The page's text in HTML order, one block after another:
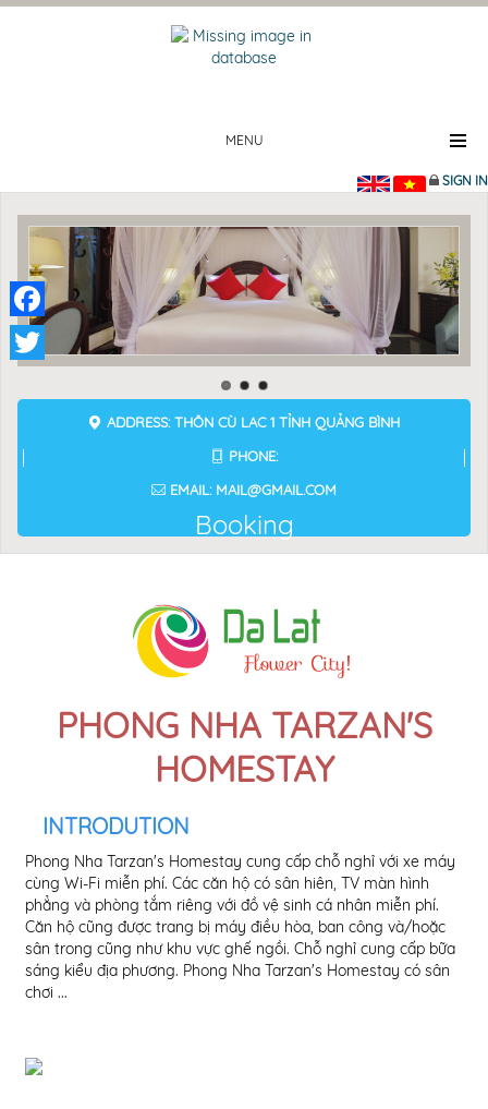
MENU
SIGN IN
ADDRESS: THÔN CÙ LAC 1 TỈNH QUẢNG BÌNH
PHONE:
EMAIL: MAIL@GMAIL.COM
Booking
PHONG NHA TARZAN'S
HOMESTAY
INTRODUTION
Phong Nha Tarzan's Homestay cung cấp chỗ nghỉ với xe máy
cùng Wi-Fi miễn phí. Các căn hộ có sân hiên, TV màn hình
phẳng và phòng tắm riêng với đồ vệ sinh cá nhân miễn phí.
Căn hộ cũng được trang bị máy điều hòa, ban công và/hoặc
sân trong cũng như khu vực ghế ngồi. Chỗ nghỉ cung cấp bữa
sáng kiểu địa phương. Phong Nha Tarzan's Homestay có sân
chơi ...
Facebook